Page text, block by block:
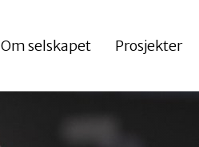
Om selskapet Prosjekter